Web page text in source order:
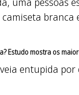
Estudo mostra os